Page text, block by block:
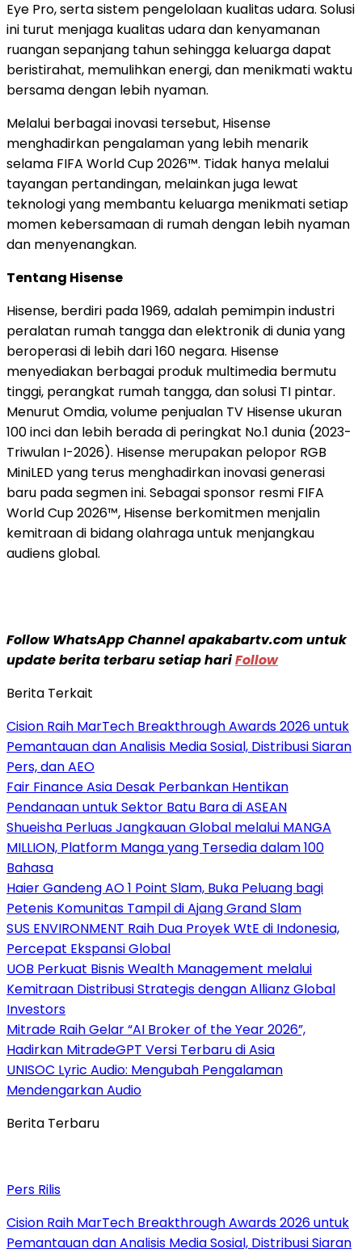
Eye Pro, serta sistem pengelolaan kualitas udara. Solusi
ini turut menjaga kualitas udara dan kenyamanan
ruangan sepanjang tahun sehingga keluarga dapat
beristirahat, memulihkan energi, dan menikmati waktu
bersama dengan lebih nyaman.
Melalui berbagai inovasi tersebut, Hisense
menghadirkan pengalaman yang lebih menarik
selama FIFA World Cup 2026™. Tidak hanya melalui
tayangan pertandingan, melainkan juga lewat
teknologi yang membantu keluarga menikmati setiap
momen kebersamaan di rumah dengan lebih nyaman
dan menyenangkan.
Tentang Hisense
Hisense, berdiri pada 1969, adalah pemimpin industri
peralatan rumah tangga dan elektronik di dunia yang
beroperasi di lebih dari 160 negara. Hisense
menyediakan berbagai produk multimedia bermutu
tinggi, perangkat rumah tangga, dan solusi TI pintar.
Menurut Omdia, volume penjualan TV Hisense ukuran
100 inci dan lebih berada di peringkat No.1 dunia (2023-
Triwulan I-2026). Hisense merupakan pelopor RGB
MiniLED yang terus menghadirkan inovasi generasi
baru pada segmen ini. Sebagai sponsor resmi FIFA
World Cup 2026™, Hisense berkomitmen menjalin
kemitraan di bidang olahraga untuk menjangkau
audiens global.
Follow WhatsApp Channel apakabartv.com untuk
update berita terbaru setiap hariFollow
Berita Terkait
Cision Raih MarTech Breakthrough Awards 2026 untuk
Pemantauan dan Analisis Media Sosial, Distribusi Siaran
Pers, dan AEO
Fair Finance Asia Desak Perbankan Hentikan
Pendanaan untuk Sektor Batu Bara di ASEAN
Shueisha Perluas Jangkauan Global melalui MANGA
MILLION, Platform Manga yang Tersedia dalam 100
Bahasa
Haier Gandeng AO 1 Point Slam, Buka Peluang bagi
Petenis Komunitas Tampil di Ajang Grand Slam
SUS ENVIRONMENT Raih Dua Proyek WtE di Indonesia,
Percepat Ekspansi Global
UOB Perkuat Bisnis Wealth Management melalui
Kemitraan Distribusi Strategis dengan Allianz Global
Investors
Mitrade Raih Gelar “AI Broker of the Year 2026”,
Hadirkan MitradeGPT Versi Terbaru di Asia
UNISOC Lyric Audio: Mengubah Pengalaman
Mendengarkan Audio
Berita Terbaru
Pers Rilis
Cision Raih MarTech Breakthrough Awards 2026 untuk
Pemantauan dan Analisis Media Sosial, Distribusi Siaran